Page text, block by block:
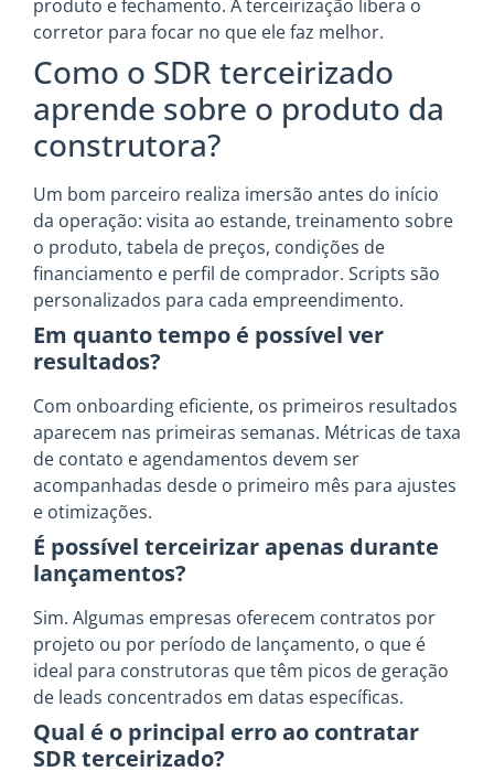
produto e fechamento. A terceirização libera o
corretor para focar no que ele faz melhor.
Como o SDR terceirizado
aprende sobre o produto da
construtora?
Um bom parceiro realiza imersão antes do início
da operação: visita ao estande, treinamento sobre
o produto, tabela de preços, condições de
financiamento e perfil de comprador. Scripts são
personalizados para cada empreendimento.
Em quanto tempo é possível ver
resultados?
Com onboarding eficiente, os primeiros resultados
aparecem nas primeiras semanas. Métricas de taxa
de contato e agendamentos devem ser
acompanhadas desde o primeiro mês para ajustes
e otimizações.
É possível terceirizar apenas durante
lançamentos?
Sim. Algumas empresas oferecem contratos por
projeto ou por período de lançamento, o que é
ideal para construtoras que têm picos de geração
de leads concentrados em datas específicas.
Qual é o principal erro ao contratar
SDR terceirizado?